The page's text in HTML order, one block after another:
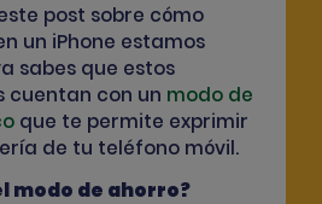
post sobre cómo
un iPhone estamos
sabes que estos
cuentan con un modo de
que te permite exprimir
de tu teléfono móvil.
modo de ahorro?